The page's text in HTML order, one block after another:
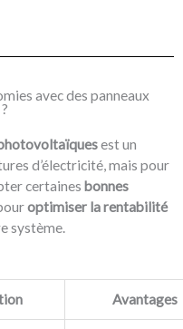
avec des panneaux
est un
d’électricité, mais pour
certaines bonnes
optimiser la rentabilité
système.
Avantages